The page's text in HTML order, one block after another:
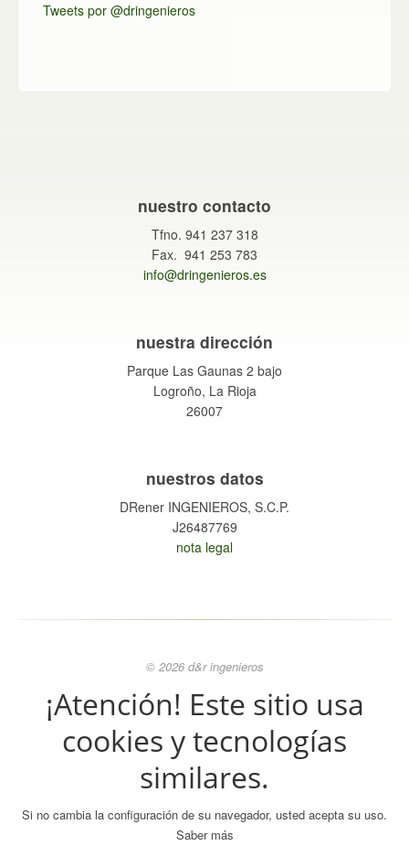
Tweets por @dringenieros
nuestro contacto
Tfno. 941 237 318
Fax. 941 253 783
info@dringenieros.es
nuestra dirección
Parque Las Gaunas 2 bajo
Logroño, La Rioja
26007
nuestros datos
DRener INGENIEROS, S.C.P.
J26487769
nota legal
© 2026 d&r ingenieros
¡Atención! Este sitio usa
cookies y tecnologías
similares.
Si no cambia la configuración de su navegador, usted acepta su uso.
Saber más